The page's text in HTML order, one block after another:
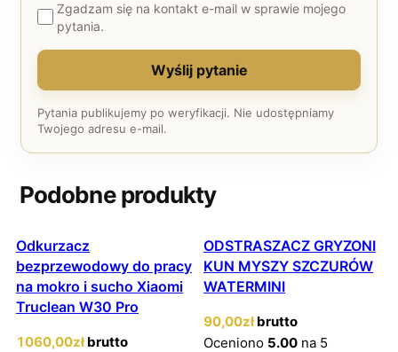
Zgadzam się na kontakt e-mail w sprawie mojego
pytania.
Wyślij pytanie
Pytania publikujemy po weryfikacji. Nie udostępniamy
Twojego adresu e-mail.
Podobne produkty
Odkurzacz
bezprzewodowy do pracy
na mokro i sucho Xiaomi
Truclean W30 Pro
1060,00zł brutto
ODSTRASZACZ GRYZONI
KUN MYSZY SZCZURÓW
WATERMINI
90,00zł brutto
Oceniono 5.00 na 5